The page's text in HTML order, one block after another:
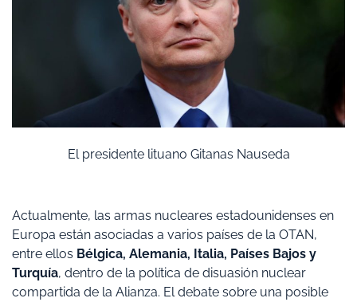
El presidente lituano Gitanas Nauseda
Actualmente, las armas nucleares estadounidenses en
Europa están asociadas a varios países de la OTAN,
entre ellos Bélgica, Alemania, Italia, Países Bajos y
Turquía, dentro de la política de disuasión nuclear
compartida de la Alianza. El debate sobre una posible